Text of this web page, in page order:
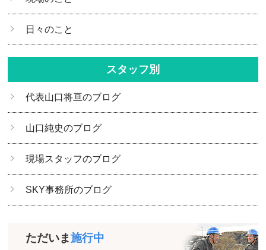
日々のこと
スタッフ別
代表山口将亘のブログ
山口純史のブログ
現場スタッフのブログ
SKY事務所のブログ
ただいま施行中